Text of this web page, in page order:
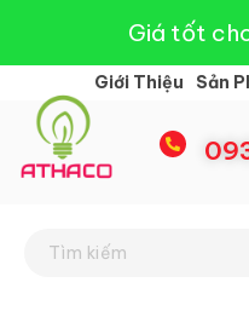
Giá tốt
Giới Thiệu Sản